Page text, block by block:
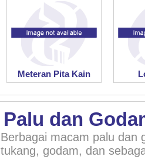
Meteran Pita Kain
Palu dan
Berbagai macam palu dan
tukang, godam, dan